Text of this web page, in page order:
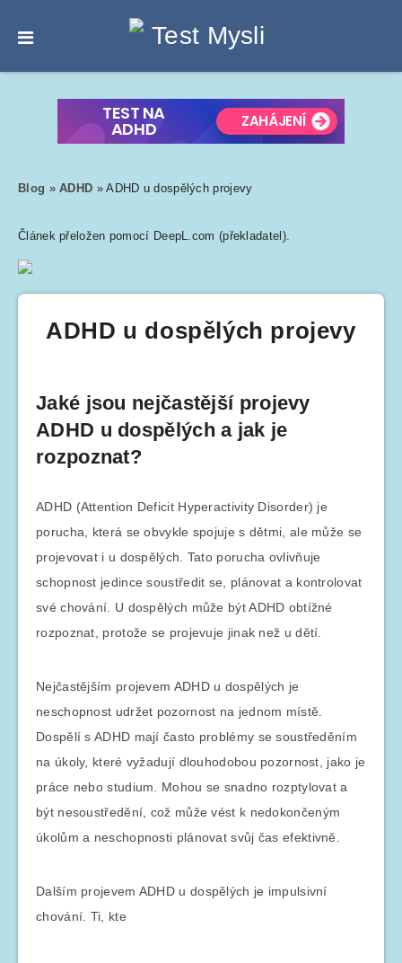
Blog »ADHD »ADHD u dospělých projevy
Článek přeložen pomocí DeepL.com (překladatel).
ADHD u dospělých projevy
Jaké jsou nejčastější projevy
ADHD u dospělých a jak je
rozpoznat?
ADHD (Attention Deficit Hyperactivity Disorder) je
porucha, která se obvykle spojuje s dětmi, ale může se
projevovat i u dospělých. Tato porucha ovlivňuje
schopnost jedince soustředit se, plánovat a kontrolovat
své chování. U dospělých může být ADHD obtížné
rozpoznat, protože se projevuje jinak než u dětí.
Nejčastějším projevem ADHD u dospělých je
neschopnost udržet pozornost na jednom místě.
Dospělí s ADHD mají často problémy se soustředěním
na úkoly, které vyžadují dlouhodobou pozornost, jako je
práce nebo studium. Mohou se snadno rozptylovat a
být nesoustředění, což může vést k nedokončeným
úkolům a neschopnosti plánovat svůj čas efektivně.
Dalším projevem ADHD u dospělých je impulsivní
chování. Ti, kte